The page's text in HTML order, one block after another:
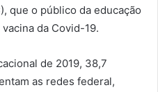
que o público da educação
da Covid-19.
de 2019, 38,7
as redes federal,